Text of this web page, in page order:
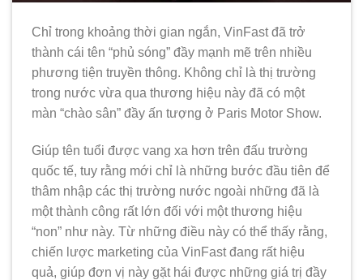
Chỉ trong khoảng thời gian ngắn, VinFast đã trở
thành cái tên “phủ sóng” đầy mạnh mẽ trên nhiều
phương tiện truyền thông. Không chỉ là thị trường
trong nước vừa qua thương hiệu này đã có một
màn “chào sân” đầy ấn tượng ở Paris Motor Show.
Giúp tên tuổi được vang xa hơn trên đấu trường
quốc tế, tuy rằng mới chỉ là những bước đầu tiên để
thâm nhập các thị trường nước ngoài những đã là
một thành công rất lớn đối với một thương hiệu
“non” như này. Từ những điều này có thể thấy rằng,
chiến lược marketing của VinFast đang rất hiệu
quả, giúp đơn vị này gặt hái được những giá trị đầy